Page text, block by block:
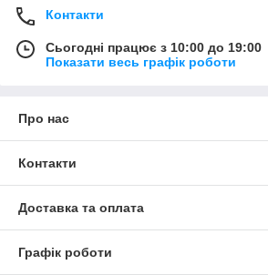
Контакти
Сьогодні працює з 10:00 до 19:00
Показати весь графік роботи
Про нас
Контакти
Доставка та оплата
Графік роботи